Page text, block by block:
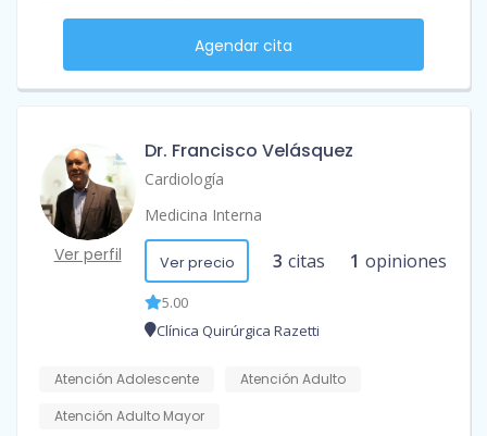
Agendar cita
Ver perfil
Dr. Francisco Velásquez
Cardiología
Medicina Interna
Ver precio 3 citas 1 opiniones
5.00
Clínica Quirúrgica Razetti
Atención Adolescente
Atención Adulto
Atención Adulto Mayor